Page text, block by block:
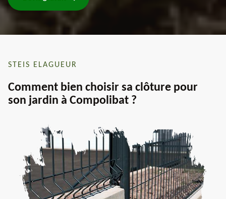
STEIS ELAGUEUR
Comment bien choisir sa clôture pour
son jardin à Compolibat ?